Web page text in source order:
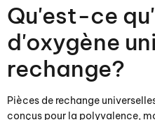
Qu'est-ce
d'oxygène
rechange?
Pièces de rechange
conçus pour la polyvalence,